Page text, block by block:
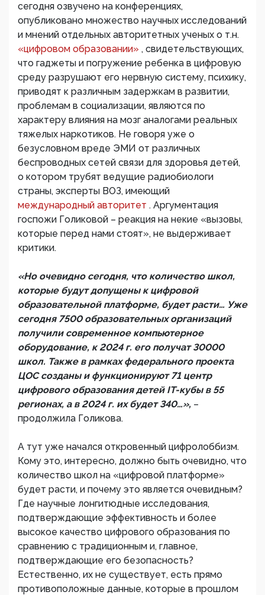
сегодня озвучено на конференциях,
опубликовано множество научных исследований
и мнений отдельных авторитетных ученых о т.н.
«цифровом образовании» , свидетельствующих,
что гаджеты и погружение ребенка в цифровую
среду разрушают его нервную систему, психику,
приводят к различным задержкам в развитии,
проблемам в социализации, являются по
характеру влияния на мозг аналогами реальных
тяжелых наркотиков. Не говоря уже о
безусловном вреде ЭМИ от различных
беспроводных сетей связи для здоровья детей,
о котором трубят ведущие радиобиологи
страны, эксперты ВОЗ, имеющий
международный авторитет . Аргументация
госпожи Голиковой – реакция на некие «вызовы,
которые перед нами стоят», не выдерживает
критики.
«Но очевидно сегодня, что количество школ,
которые будут допущены к цифровой
образовательной платформе, будет расти… Уже
сегодня 7500 образовательных организаций
получили современное компьютерное
оборудование, к 2024 г. его получат 30000
школ. Также в рамках федерального проекта
ЦОС созданы и функционируют 71 центр
цифрового образования детей IT-кубы в 55
регионах, а в 2024 г. их будет 340…», –
продолжила Голикова.
А тут уже начался откровенный цифролоббизм.
Кому это, интересно, должно быть очевидно, что
количество школ на «цифровой платформе»
будет расти, и почему это является очевидным?
Где научные лонгитюдные исследования,
подтверждающие эффективность и более
высокое качество цифрового образования по
сравнению с традиционным и, главное,
подтверждающие его безопасность?
Естественно, их не существует, есть прямо
противоположные данные, которые в прошлом